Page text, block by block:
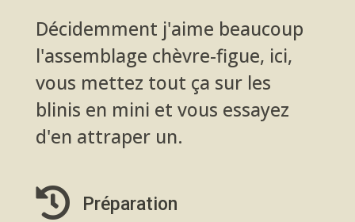
Décidemment j'aime beaucoup
l'assemblage chèvre-figue, ici,
vous mettez tout ça sur les
blinis en mini et vous essayez
d'en attraper un.
 Préparation